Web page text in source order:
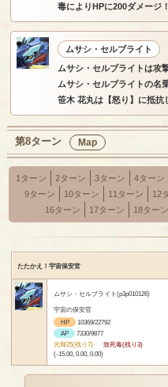
毒によりHPに200ダメージ！
ムサシ・セルブライト
ムサシ・セルブライトは攻
ムサシ・セルブライトの名
笹木 花丸は【怒り】に抵抗
第8ターン Map
1ターン 2ターン 3ターン 4ターン
9ターン
10ターン 11ターン 12
16ターン
17ターン 18ターン
たたかえ！宇宙保安官
ムサシ・セルブライト(p3p010126)
宇宙の保安官
HP
10369/22792
AP
7330/9877
光輝25(残り7)
致死毒(残り3)
(-15.00, 0.00, 0.00)